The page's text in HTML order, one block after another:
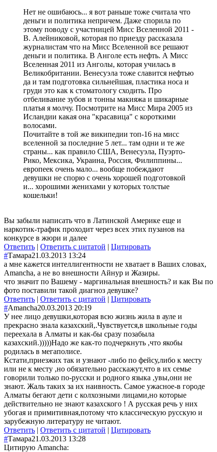
Нет не ошибаюсь... я вот раньше тоже считала что
деньги и политика непричем. Даже спорила по
этому поводу с участницей Мисс Вселенной 2011 -
В. Алейниковой, которая по приезду рассказала
журналистам что на Мисс Вселенной все решают
деньги и политика. В Анголе есть нефть. А Мисс
Вселенная 2011 из Анголы, которая училась в
Великобритании. Венесуэла тоже славится нефтью
да и там подготовка сильнейшая, пластика носа и
груди это как к стоматологу сходить. Про
отбеливание зубов и тонны макияжа и шикарные
платья я молчу. Посмотрите на Мисс Мира 2005 из
Исландии какая она "красавица" с короткими
волосами.
Почитайте в той же википедии топ-16 на мисс
вселенной за последние 5 лет... там одни и те же
страны... как правило США, Венесуэла, Пуэрто-
Рико, Мексика, Украина, Россия, Филиппины...
европеек очень мало... вообще побеждают
девушки не спорю с очень хорошей подготовкой
и... хорошими женихами у которых толстые
кошельки!
Вы забыли написать что в Латинской Америке еще и
наркотик-трафик проходит через всех этих пузанов на
конкурсе в жюри и далее
Ответить | Ответить с цитатой | Цитировать
#Тамара21.03.2013 13:24
а мне кажется интеллигентности не хватает в Ваших словах,
Amancha, а не во внешности Айнур и Жазиры.
что значит по Вашему - маргинальная внешность? и как Вы по
фото поставили такой диагноз девушке?
Ответить | Ответить с цитатой | Цитировать
#Amancha20.03.2013 20:19
У нее лицо девушки,которая всю жизнь жила в ауле и
прекрасно знала казахский,.Чувствуется,в школьные годы
переехала в Алматы и как-бы сразу позабыла
казахский.)))))Надо же как-то подчеркнуть ,что якобы
родилась в мегаполисе.
Кстати,приезжих так и узнают -либо по фейсу,либо к месту
или не к месту ,но обязательно расскажут,что в их семье
говорили только по-русски и родного языка ,увы,они не
знают. Жаль таких за их наивность. Самое ужасное-в городе
Алматы бегают дети с колхозными лицами,но которые
действительно не знают казахского ! А русская речь у них
убогая и примитивная,потому что классическую русскую и
зарубежную литературу не читают.
Ответить | Ответить с цитатой | Цитировать
#Тамара21.03.2013 13:28
Цитирую Amancha: